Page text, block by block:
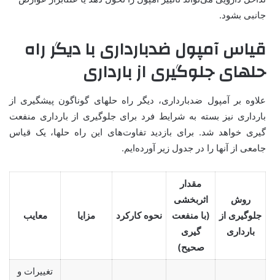
جانبی بشود.
قیاس آمپول ضدبارداری با دیگر راه
حلهای جلوگیری از بارداری
علاوه بر آمپول ضدبارداری، دیگر راه حلهای گوناگون پیشگیری از
بارداری نیز بسته به شرایط فرد برای جلوگیری از بارداری منفعت
گیری خواهد شد. برای بازدید تفاوت‌های این راه حلها، یک قیاس
جامعی از آنها را در جدول زیر آورده‌ایم.
روش
جلوگیری از
بارداری
مقدار
اثربخشی
(با منفعت
گیری
صحیح)
نحوه کارکرد مزایا معایب
تغییرات و